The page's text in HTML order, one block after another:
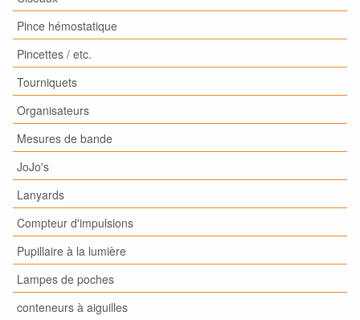
Pince hémostatique
Pincettes / etc.
Tourniquets
Organisateurs
Mesures de bande
JoJo's
Lanyards
Compteur d'impulsions
Pupillaire à la lumière
Lampes de poches
conteneurs à aiguilles